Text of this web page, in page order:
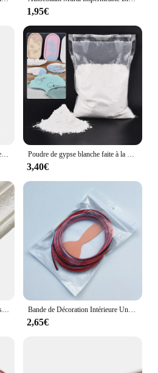
1,95€
Garniture de moulage d'intérieur de voiture, 5M/3M/1M, garniture de voiture rouge, insertion de décoration en PVC, ligne décorative de voiture Poudre de gypse blanche faite à la main pour l'artisanat, modèle de moule de sculpture, matériau de moulage irrigation, bijoux de bricolage, 1kg, feclb
3,40€
Bande de bordure murale en mousse 3D auto-autocollante, lignes de garniture, bande de décoration de plinthe, bord de dosseret, ligne de moulage anti-collision, autocollant mural Bande de Décoration Intérieure Universelle Flexible Chromée, Garniture de Moulage, Style de Voiture, DIY, Paquet de 5m
2,65€